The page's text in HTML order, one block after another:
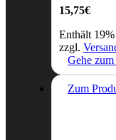
15,75€
Enthält
zzgl.
Gehe
Zum